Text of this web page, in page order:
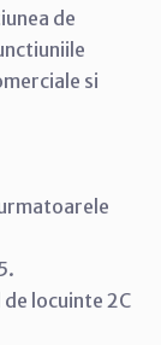
de
si
locuinte 2C